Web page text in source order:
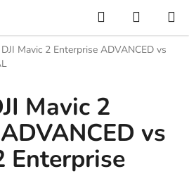
Hledat
KOŠÍK
Mavic 2 Enterprise ADVANCED vs
Mavic 2
vs
Enterprise